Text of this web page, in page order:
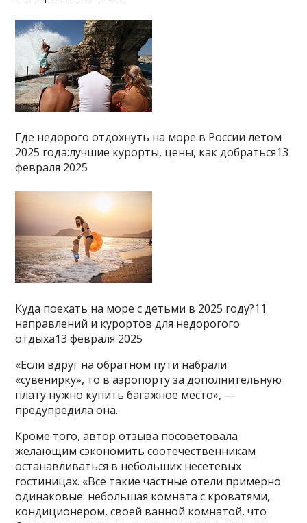
Где недорого отдохнуть на море в России летом
2025 года:лучшие курорты, цены, как добраться13
февраля 2025
Куда поехать на море с детьми в 2025 году?11
направлений и курортов для недорогого
отдыха13 февраля 2025
«Если вдруг на обратном пути набрали
«сувенирку», то в аэропорту за дополнительную
плату нужно купить багажное место», —
предупредила она.
Кроме того, автор отзыва посоветовала
желающим сэкономить соотечественникам
останавливаться в небольших несетевых
гостиницах. «Все такие частные отели примерно
одинаковые: небольшая комната с кроватями,
кондиционером, своей ванной комнатой, что